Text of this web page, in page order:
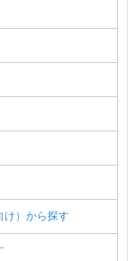
け）から探す